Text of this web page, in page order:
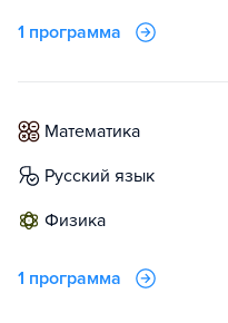
1 программа
математика
русский язык
физика
1 программа